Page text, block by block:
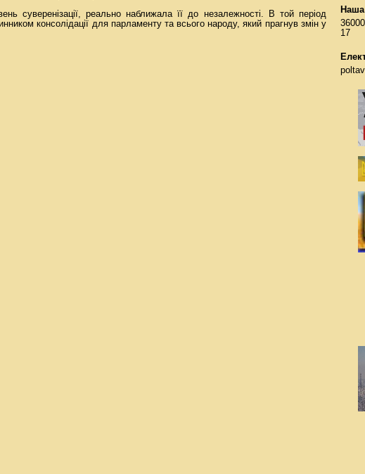
суверенізації, реально наближала її до незалежності. В той період
консолідації для парламенту та всього народу, який прагнув змін у
Наша
17